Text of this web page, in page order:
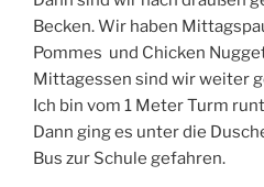
Becken. Wir haben
Pommes und Chicken
Mittagessen sind wir weiter
Ich bin vom 1 Meter Turm
Dann ging es unter die
Bus zur Schule gefahren.